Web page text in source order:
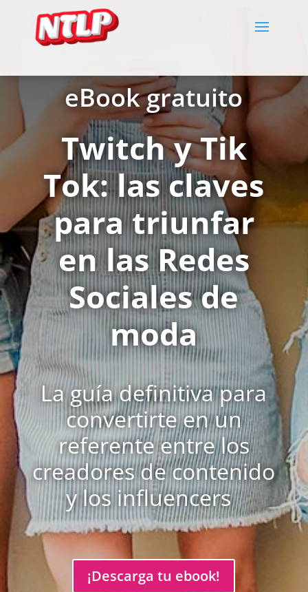
eBook gratuito
Twitch y Tik
Tok: las claves
para triunfar
en las Redes
Sociales de
moda
La guía definitiva para
convertirte en un
referente entre los
creadores de contenido
y los influencers
¡Descarga tu ebook!